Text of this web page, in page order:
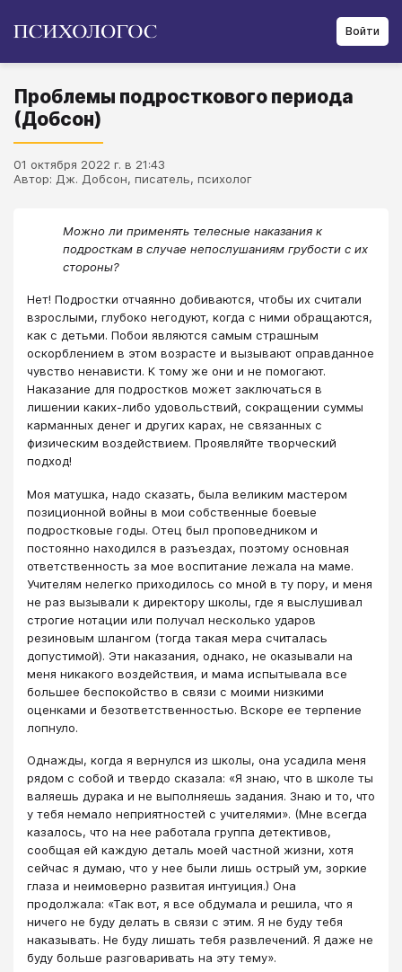
Войти
Проблемы подросткового периода
(Добсон)
01 октября 2022 г. в 21:43
Автор: Дж. Добсон, писатель, психолог
Можно ли применять телесные наказания к
подросткам в случае непослушаниям грубости с их
стороны?
Нет! Подростки отчаянно добиваются, чтобы их считали
взрослыми, глубоко негодуют, когда с ними обращаются,
как с детьми. Побои являются самым страшным
оскорблением в этом возрасте и вызывают оправданное
чувство ненависти. К тому же они и не помогают.
Наказание для подростков может заключаться в
лишении каких-либо удовольствий, сокращении суммы
карманных денег и других карах, не связанных с
физическим воздействием. Проявляйте творческий
подход!
Моя матушка, надо сказать, была великим мастером
позиционной войны в мои собственные боевые
подростковые годы. Отец был проповедником и
постоянно находился в разъездах, поэтому основная
ответственность за мое воспитание лежала на маме.
Учителям нелегко приходилось со мной в ту пору, и меня
не раз вызывали к директору школы, где я выслушивал
строгие нотации или получал несколько ударов
резиновым шлангом (тогда такая мера считалась
допустимой). Эти наказания, однако, не оказывали на
меня никакого воздействия, и мама испытывала все
большее беспокойство в связи с моими низкими
оценками и безответственностью. Вскоре ее терпение
лопнуло.
Однажды, когда я вернулся из школы, она усадила меня
рядом с собой и твердо сказала: «Я знаю, что в школе ты
валяешь дурака и не выполняешь задания. Знаю и то, что
у тебя немало неприятностей с учителями». (Мне всегда
казалось, что на нее работала группа детективов,
сообщая ей каждую деталь моей частной жизни, хотя
сейчас я думаю, что у нее были лишь острый ум, зоркие
глаза и неимоверно развитая интуиция.) Она
продолжала: «Так вот, я все обдумала и решила, что я
ничего не буду делать в связи с этим. Я не буду тебя
наказывать. Не буду лишать тебя развлечений. Я даже не
буду больше разговаривать на эту тему».